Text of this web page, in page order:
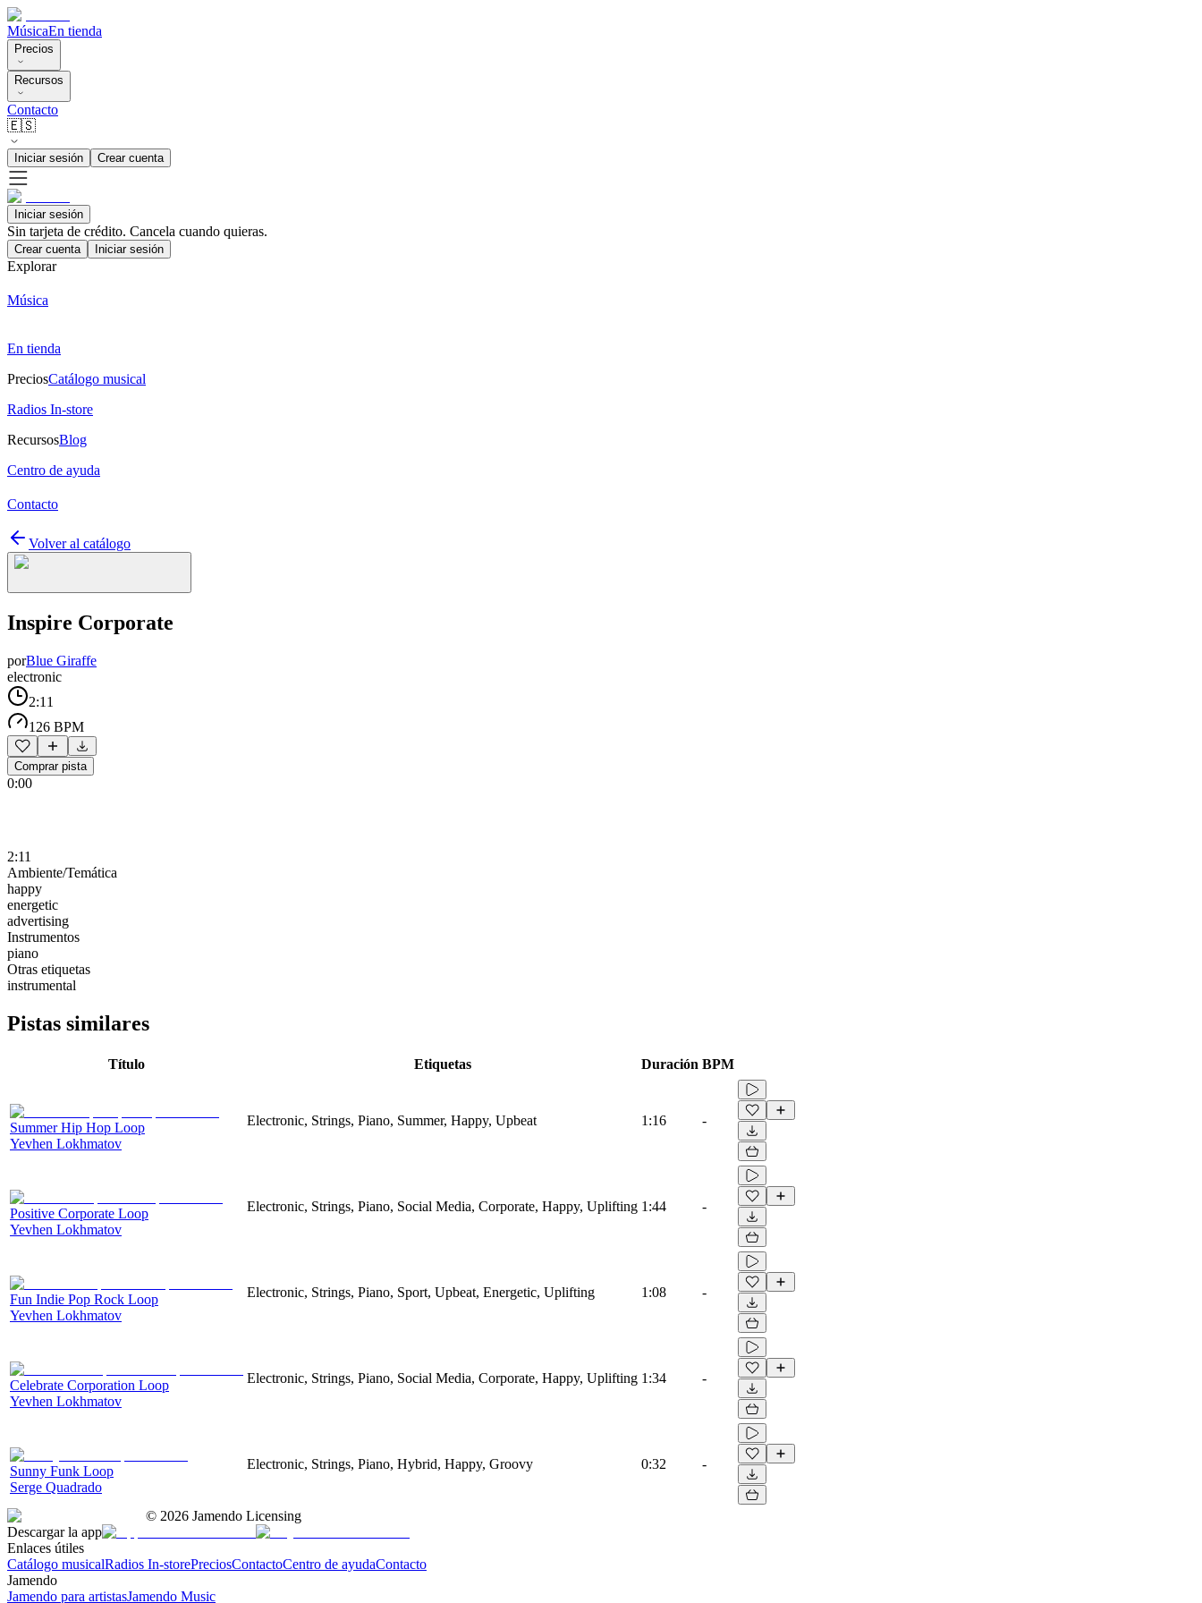
MúsicaEn tienda
Precios
Recursos
Contacto
🇪🇸
Iniciar sesión Crear cuenta
Iniciar sesión
Sin tarjeta de crédito. Cancela cuando quieras.
Crear cuenta Iniciar sesión
Explorar
Música
En tienda
PreciosCatálogo musical
Radios In-store
RecursosBlog
Centro de ayuda
Contacto
Volver al catálogo
Inspire Corporate
porBlue Giraffe
electronic
2:11
126 BPM
Comprar pista
0:00
2:11
Ambiente/Temática
happy
energetic
advertising
Instrumentos
piano
Otras etiquetas
instrumental
Pistas similares
Título Etiquetas Duración BPM
Summer Hip Hop Loop
Yevhen Lokhmatov
Electronic, Strings, Piano, Summer, Happy, Upbeat 1:16 -
Positive Corporate Loop
Yevhen Lokhmatov
Electronic, Strings, Piano, Social Media, Corporate, Happy, Uplifting 1:44 -
Fun Indie Pop Rock Loop
Yevhen Lokhmatov
Electronic, Strings, Piano, Sport, Upbeat, Energetic, Uplifting 1:08 -
Celebrate Corporation Loop
Yevhen Lokhmatov
Electronic, Strings, Piano, Social Media, Corporate, Happy, Uplifting 1:34 -
Sunny Funk Loop
Serge Quadrado
Electronic, Strings, Piano, Hybrid, Happy, Groovy 0:32 -
© 2026 Jamendo Licensing
Descargar la app
Enlaces útiles
Catálogo musicalRadios In-storePreciosContactoCentro de ayudaContacto
Jamendo
Jamendo para artistasJamendo Music